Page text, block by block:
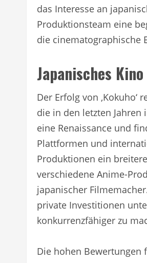
das Interesse an
Produktionsteam eine
die cinematographische
Japanisches
Der Erfolg von
die in den letzten
eine Renaissance und
Plattformen und
Produktionen ein
verschiedene Anime-
japanischer
private Investitionen
konkurrenzfähiger zu
Die hohen Bewertungen